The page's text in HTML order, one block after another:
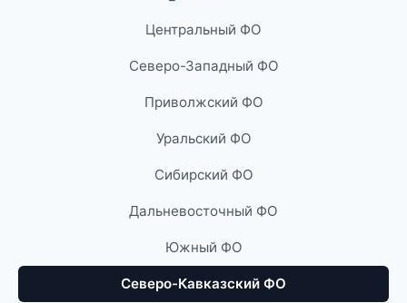
Центральный ФО
Северо-Западный ФО
Приволжский ФО
Уральский ФО
Сибирский ФО
Дальневосточный ФО
Южный ФО
Северо-Кавказский ФО